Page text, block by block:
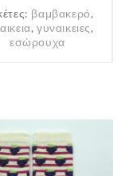
βαμβακερό,
, γυναικειες,
εσώρουχα